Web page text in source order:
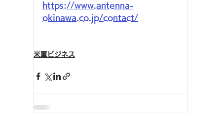
https://www.antenna-
okinawa.co.jp/contact/
米軍ビジネス